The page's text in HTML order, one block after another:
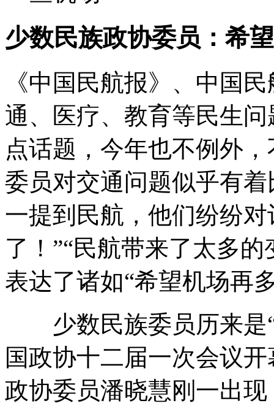
少数民族政协委员：希
《中国民航报》、中国
通、医疗、教育等民生
点话题，今年也不例外
委员对交通问题似乎有
一提到民航，他们纷纷
了！”“民航带来了太多
表达了诸如“希望机场再
少数民族委员历来是“
国政协十二届一次会议
政协委员潘晓慧刚一出